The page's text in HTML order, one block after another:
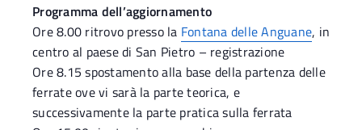
Programma dell’aggiornamento
Ore 8.00 ritrovo presso la Fontana delle Anguane, in
centro al paese di San Pietro – registrazione
Ore 8.15 spostamento alla base della partenza delle
ferrate ove vi sarà la parte teorica, e
successivamente la parte pratica sulla ferrata